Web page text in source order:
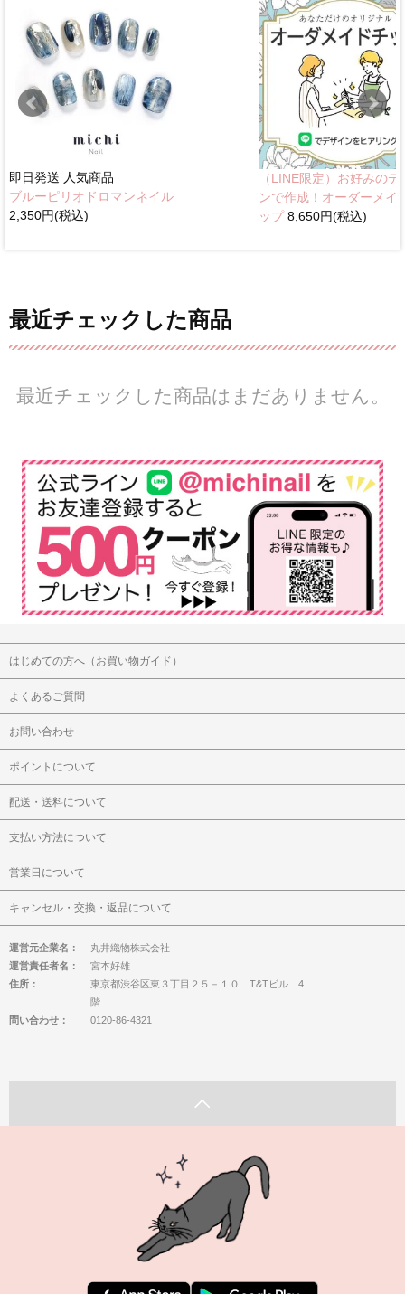
即日発送 人気商品
ブルーピリオドロマンネイル
2,350円(税込)
（LINE限定）お好みのデ
ンで作成！オーダーメイ
ップ8,650円(税込)
最近チェックした商品
最近チェックした商品はまだありません。
はじめての方へ（お買い物ガイド）
よくあるご質問
お問い合わせ
ポイントについて
配送・送料について
支払い方法について
営業日について
キャンセル・交換・返品について
運営元企業名：
丸井織物株式会社
運営責任者名：
宮本好雄
住所：
東京都渋谷区東３丁目２５－１０ T&Tビル 4
階
問い合わせ：
0120-86-4321